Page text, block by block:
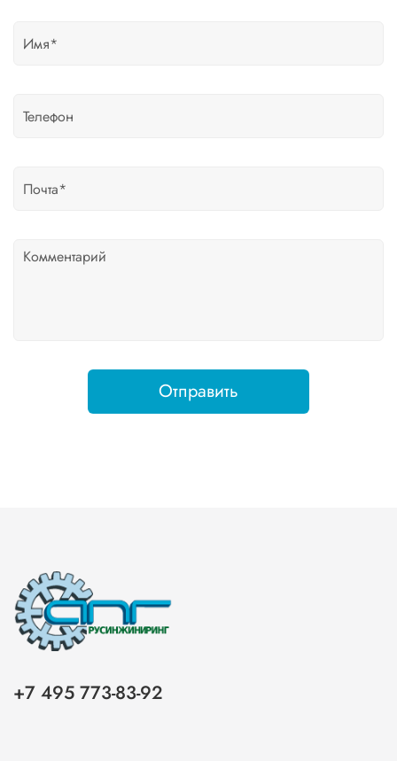
Отправить
+7 495 773-83-92